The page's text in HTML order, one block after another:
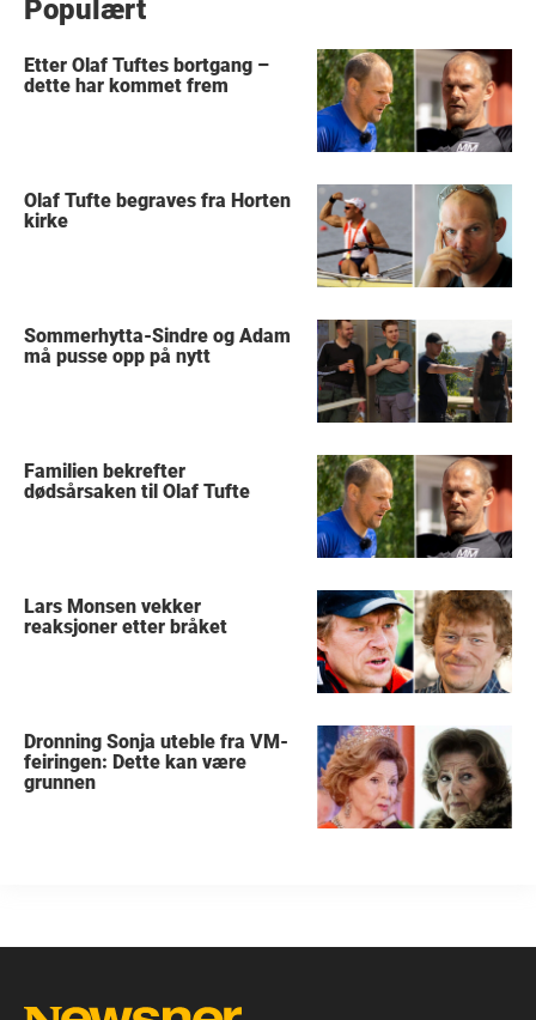
Populært
Etter Olaf Tuftes bortgang –
dette har kommet frem
Olaf Tufte begraves fra Horten
kirke
Sommerhytta-Sindre og Adam
må pusse opp på nytt
Familien bekrefter
dødsårsaken til Olaf Tufte
Lars Monsen vekker
reaksjoner etter bråket
Dronning Sonja uteble fra VM-
feiringen: Dette kan være
grunnen